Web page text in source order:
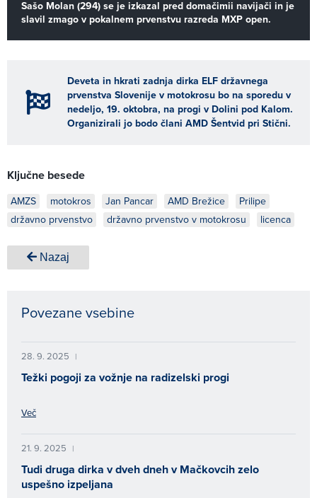
Sašo Molan (294) se je izkazal pred domačimii navijači in je
slavil zmago v pokalnem prvenstvu razreda MXP open.
Deveta in hkrati zadnja dirka ELF državnega
prvenstva Slovenije v motokrosu bo na sporedu v
nedeljo, 19. oktobra, na progi v Dolini pod Kalom.
Organizirali jo bodo člani AMD Šentvid pri Stični.
Ključne besede
AMZS motokros Jan Pancar AMD Brežice
Prilipe
državno prvenstvo
državno prvenstvo v motokrosu licenca
Nazaj
Povezane vsebine
28. 9. 2025 |
Težki pogoji za vožnje na radizelski progi
Več
21. 9. 2025 |
Tudi druga dirka v dveh dneh v Mačkovcih zelo
uspešno izpeljana